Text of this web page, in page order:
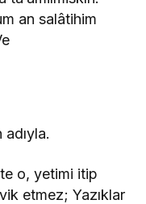
an salâtihim
adıyla.
o, yetimi itip
etmez; Yazıklar